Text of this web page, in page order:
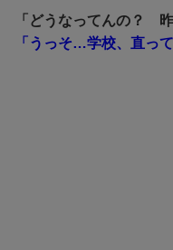
「どうなってんの？
「うっそ…学校、直っ